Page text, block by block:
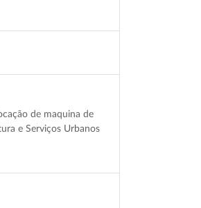
de maquina de
e Serviços Urbanos